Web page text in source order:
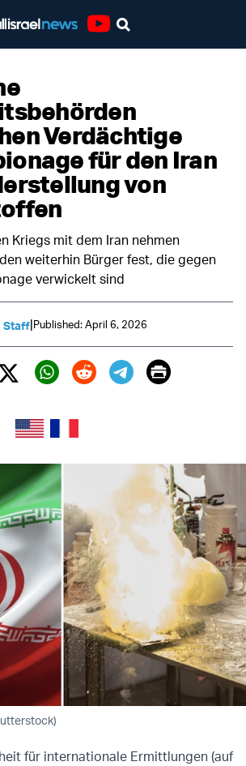
Verdächtige
für den Iran
von
Kriegs mit dem Iran nehmen
weiterhin Bürger fest, die gegen
verwickelt sind
Staff|Published: April 6, 2026
Twitter (X)
Print
für internationale Ermittlungen (auf